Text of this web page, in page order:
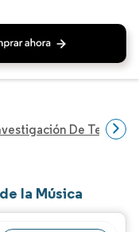
De
la Música